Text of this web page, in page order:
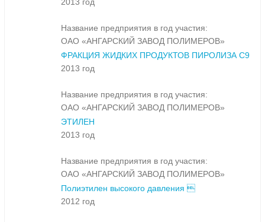
2013 год
Название предприятия в год участия:
ОАО «АНГАРСКИЙ ЗАВОД ПОЛИМЕРОВ»
ФРАКЦИЯ ЖИДКИХ ПРОДУКТОВ ПИРОЛИЗА С9
2013 год
Название предприятия в год участия:
ОАО «АНГАРСКИЙ ЗАВОД ПОЛИМЕРОВ»
ЭТИЛЕН
2013 год
Название предприятия в год участия:
ОАО «АНГАРСКИЙ ЗАВОД ПОЛИМЕРОВ»
Полиэтилен высокого давления 
2012 год